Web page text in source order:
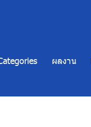
ผลงาน